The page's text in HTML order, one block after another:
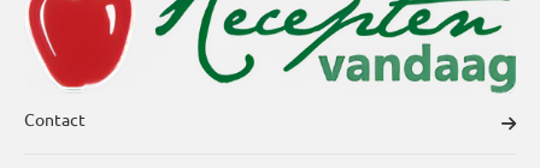
Contact